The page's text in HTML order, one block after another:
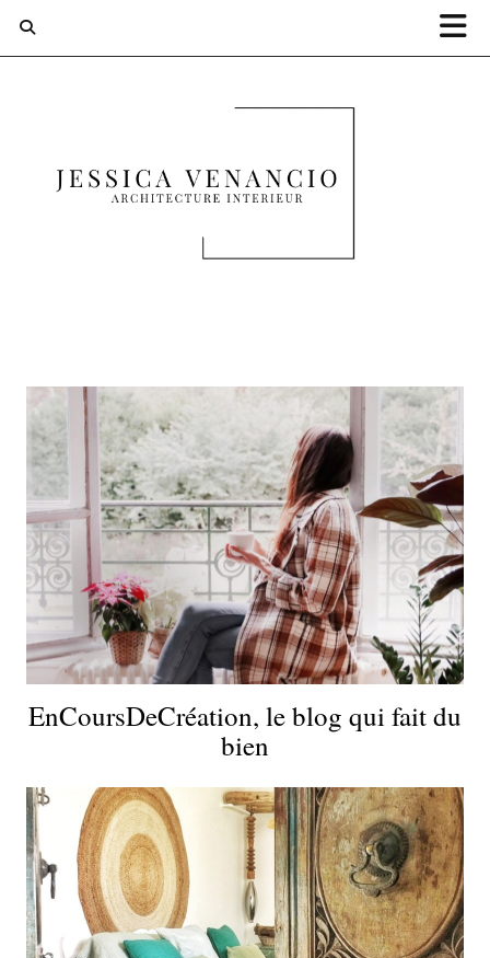
EnCoursDeCréation, le blog qui fait du
bien